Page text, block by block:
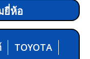
ยี่ห้อ
TOYOTA